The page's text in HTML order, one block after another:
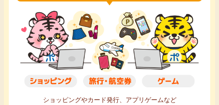
ショッピングやカード発行、アプリゲームなど